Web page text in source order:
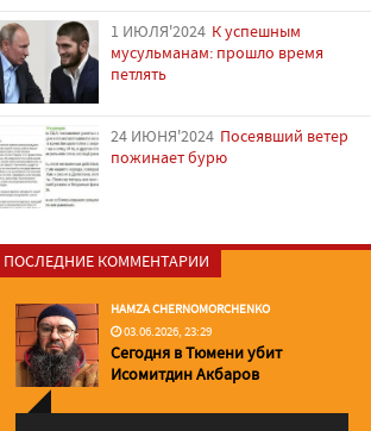
1 ИЮЛЯ'2024 К успешным
мусульманам: прошло время
петлять
24 ИЮНЯ'2024 Посеявший ветер
пожинает бурю
ПОСЛЕДНИЕ КОММЕНТАРИИ
HAMZA CHERNOMORCHENKO
03.06.2026, 23:29
Сегодня в Тюмени убит
Исомитдин Акбаров